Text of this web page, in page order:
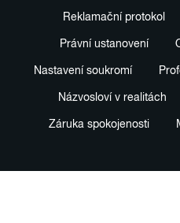
Reklamační protokol
Právní ustanovení
Nastavení soukromí
Názvosloví v realitách
Záruka spokojenosti